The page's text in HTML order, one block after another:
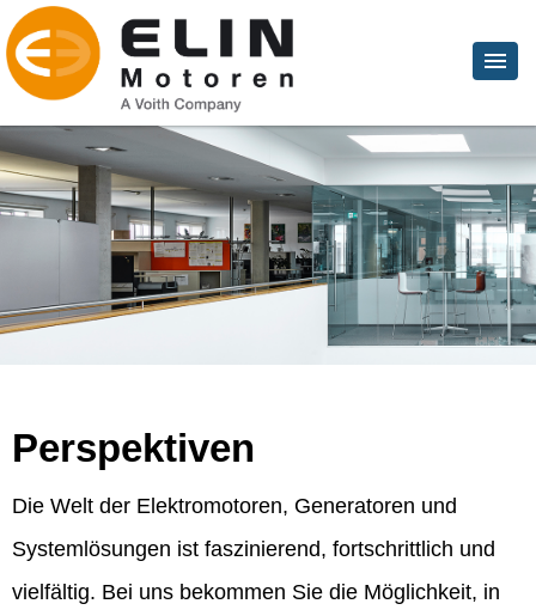
Perspektiven
Die Welt der Elektromotoren, Generatoren und
Systemlösungen ist faszinierend, fortschrittlich und
vielfältig. Bei uns bekommen Sie die Möglichkeit, in